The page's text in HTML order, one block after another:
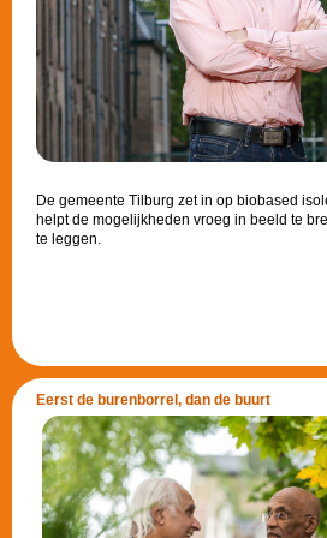
De gemeente Tilburg zet in op biobased
helpt de mogelijkheden vroeg in beeld te
te leggen.
Eerst de burenborrel, dan de buurt